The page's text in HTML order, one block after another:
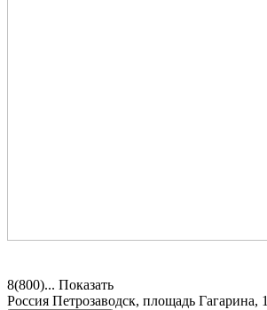
8(800)... Показать
Россия Петрозаводск, площадь Гагарина, 1